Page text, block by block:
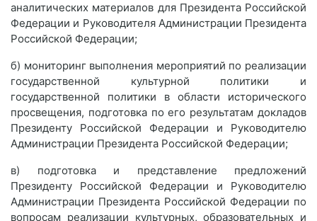
аналитических материалов для Президента Российской
Федерации и Руководителя Администрации Президента
Российской Федерации;
б) мониторинг выполнения мероприятий по реализации
государственной культурной политики и
государственной политики в области исторического
просвещения, подготовка по его результатам докладов
Президенту Российской Федерации и Руководителю
Администрации Президента Российской Федерации;
в) подготовка и представление предложений
Президенту Российской Федерации и Руководителю
Администрации Президента Российской Федерации по
вопросам реализации культурных, образовательных и